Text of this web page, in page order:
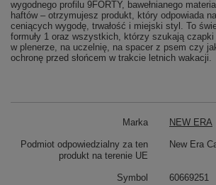
wygodnego profilu 9FORTY, bawełnianego
haftów – otrzymujesz produkt, który odpowiada
ceniących wygodę, trwałość i miejski styl. To
formuły 1 oraz wszystkich, którzy szukają
w plenerze, na uczelnię, na spacer z psem czy
ochronę przed słońcem w trakcie letnich wakacji.
Marka NEW ERA
Podmiot odpowiedzialny za ten
produkt na terenie UE
New Era
Symbol 60669251